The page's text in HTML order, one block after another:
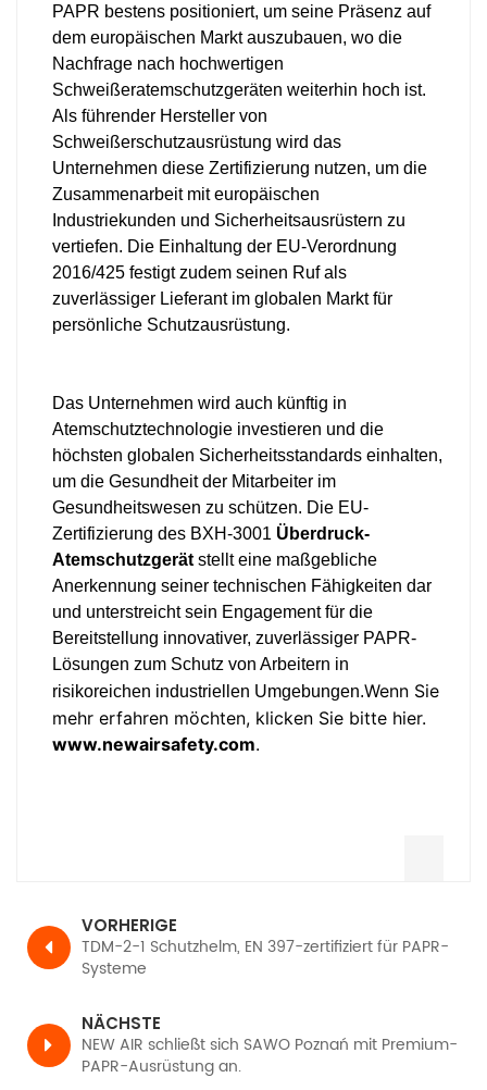
PAPR bestens positioniert, um seine Präsenz auf
dem europäischen Markt auszubauen, wo die
Nachfrage nach hochwertigen
Schweißeratemschutzgeräten weiterhin hoch ist.
Als führender Hersteller von
Schweißerschutzausrüstung wird das
Unternehmen diese Zertifizierung nutzen, um die
Zusammenarbeit mit europäischen
Industriekunden und Sicherheitsausrüstern zu
vertiefen. Die Einhaltung der EU-Verordnung
2016/425 festigt zudem seinen Ruf als
zuverlässiger Lieferant im globalen Markt für
persönliche Schutzausrüstung.
Das Unternehmen wird auch künftig in
Atemschutztechnologie investieren und die
höchsten globalen Sicherheitsstandards einhalten,
um die Gesundheit der Mitarbeiter im
Gesundheitswesen zu schützen. Die EU-
Zertifizierung des BXH-3001 Überdruck-
Atemschutzgerät stellt eine maßgebliche
Anerkennung seiner technischen Fähigkeiten dar
und unterstreicht sein Engagement für die
Bereitstellung innovativer, zuverlässiger PAPR-
Lösungen zum Schutz von Arbeitern in
risikoreichen industriellen Umgebungen.Wenn Sie
mehr erfahren möchten, klicken Sie bitte hier.
www.newairsafety.com.
VORHERIGE
TDM-2-1 Schutzhelm, EN 397-zertifiziert für PAPR-
Systeme
NÄCHSTE
NEW AIR schließt sich SAWO Poznań mit Premium-
PAPR-Ausrüstung an.